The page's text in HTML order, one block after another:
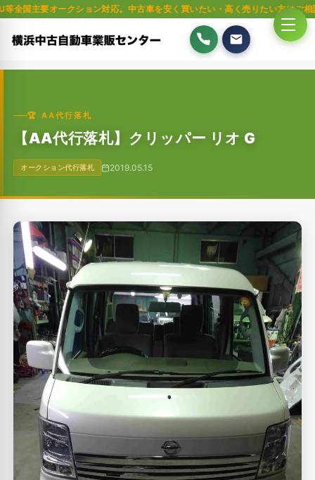
ション対応。中古車を安く買いたい・高く売りたい方はご相談ください
🏆 AA代行落札
【AA代行落札】クリッパー リオ G
オークション代行落札 2019.05.15